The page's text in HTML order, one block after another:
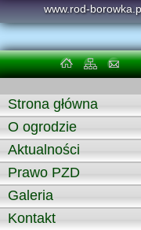
www.rod-
Strona główna
O ogrodzie
Aktualności
Prawo PZD
Galeria
Kontakt